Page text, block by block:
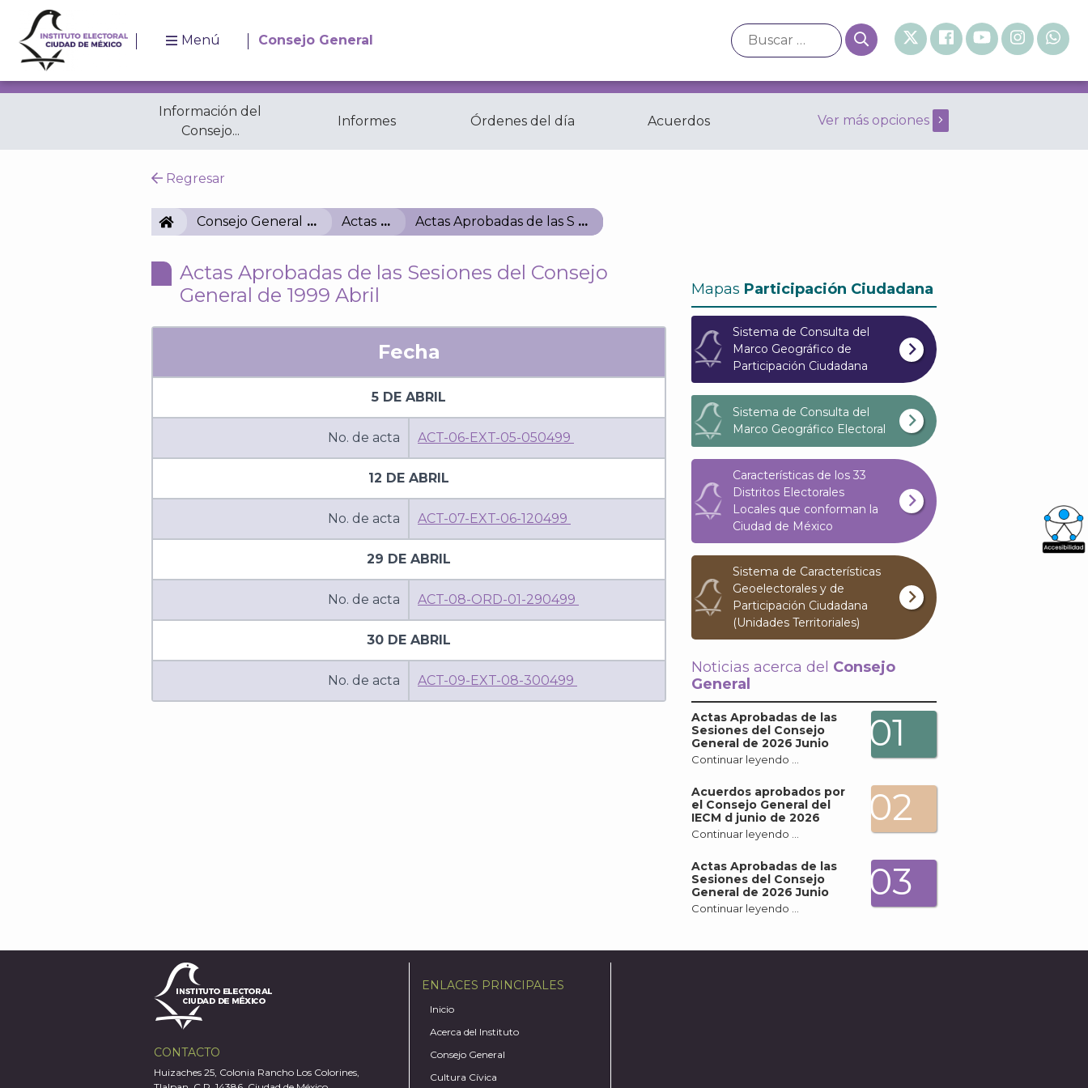
Menú Consejo General
Información del
Consejo...
Informes Órdenes del día Acuerdos
Resoluciones
Ver más opciones
Regresar
IECMConsejo General Actas Actas Aprobadas de las Sesiones del Consejo General de 1999 Abril
Actas Aprobadas de las Sesiones del Consejo
General de 1999 Abril
Fecha
5 DE ABRIL
No. de acta ACT-06-EXT-05-050499
12 DE ABRIL
No. de acta ACT-07-EXT-06-120499
29 DE ABRIL
No. de acta ACT-08-ORD-01-290499
30 DE ABRIL
No. de acta ACT-09-EXT-08-300499
Mapas Participación Ciudadana
Sistema de Consulta del
Marco Geográfico de
Participación Ciudadana
Sistema de Consulta del
Marco Geográfico Electoral
Características de los 33
Distritos Electorales
Locales que conforman la
Ciudad de México
Sistema de Características
Geoelectorales y de
Participación Ciudadana
(Unidades Territoriales)
Noticias acerca del Consejo
General
Actas Aprobadas de las
Sesiones del Consejo
General de 2026 Junio
Continuar leyendo …
01
Acuerdos aprobados por
el Consejo General del
IECM d junio de 2026
Continuar leyendo …
02
Actas Aprobadas de las
Sesiones del Consejo
General de 2026 Junio
Continuar leyendo …
03
CONTACTO
Huizaches 25, Colonia Rancho Los Colorines,
ENLACES PRINCIPALES
Inicio
Acerca del Instituto
Consejo General
Cultura Cívica